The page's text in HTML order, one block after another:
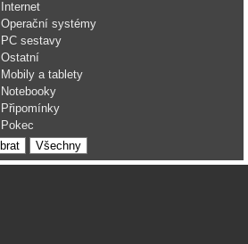
Internet
Operační systémy
PC sestavy
Ostatní
Mobily a tablety
Notebooky
Připomínky
Pokec